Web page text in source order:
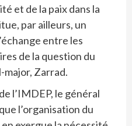
et de la paix dans la
par ailleurs, un
entre les
de la question du
major, Zarrad.
l’IMDEP, le général
l’organisation du